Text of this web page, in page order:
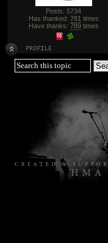
Posts: 5734
Has thanked: 781 times
Have thanks: 789times